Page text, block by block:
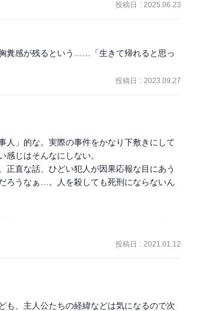
投稿日 : 2025.06.23
糞感が残るという……「生きて帰れると思っ
投稿日 : 2023.09.27
人」的な。実際の事件をかなり下敷きにして
じはそんなにしない。
正直な話、ひどい犯人が因果応報な目にあう
ろうなぁ…。人を殺しても死刑にならないん
投じていく。
投稿日 : 2021.01.12
も、主人公たちの経緯などは気になるので次